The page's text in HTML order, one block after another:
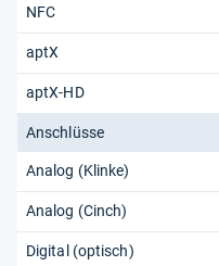
NFC
aptX
aptX-HD
Anschlüsse
Analog (Klinke)
Analog (Cinch)
Digital (optisch)